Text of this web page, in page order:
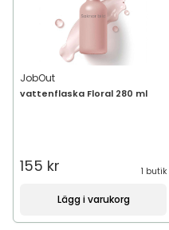
JobOut
vattenflaska Floral 280 ml
155 kr 1 butik
Lägg i varukorg